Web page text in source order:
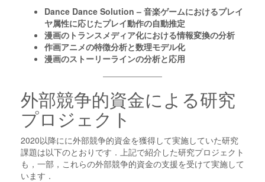
Dance Dance Solution – 音楽ゲームにおけるプレイ
ヤ属性に応じたプレイ動作の自動推定
漫画のトランスメディア化における情報変換の分析
作画アニメの特徴分析と数理モデル化
漫画のストーリーラインの分析と応用
外部競争的資金による研究
プロジェクト
2020以降にに外部競争的資金を獲得して実施していた研究
課題は以下のとおりです．上記で紹介した研究プロジェクト
も，一部，これらの外部競争的資金の支援を受けて実施して
います．